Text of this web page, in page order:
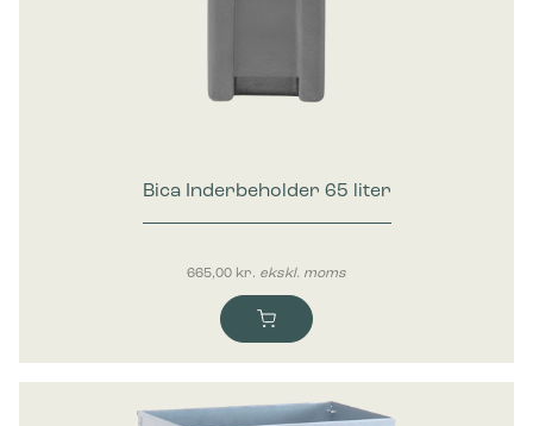
Bica Inderbeholder 65 liter
665,00 kr. ekskl. moms